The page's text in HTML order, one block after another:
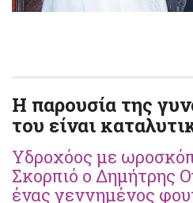
Η παρουσία της
του είναι
Υδροχόος με
Σκορπιό ο Δημήτρης
ένας γεννημένος